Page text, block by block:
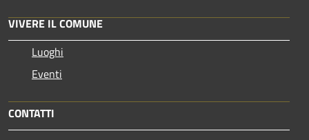
VIVERE IL COMUNE
Luoghi
Eventi
CONTATTI